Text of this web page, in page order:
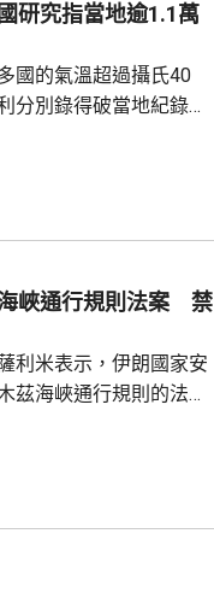
研究指當地逾1.1萬
國的氣溫超過攝氏40
分別錄得破當地紀錄的
地的相關死亡人數紀
室內及多喝水。
峽通行規則法案 禁
利米表示，伊朗國家安
茲海峽通行規則的法案
區域；參與針對「抵抗